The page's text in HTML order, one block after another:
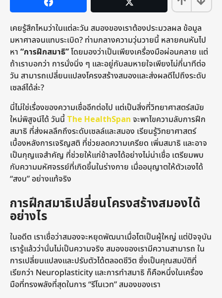
n
h
s
a
g
o
a
g
o
เคยรู้สึกไหมว่าในแต่ละวัน สมองของเราต้องประมวลผล ข้อมูล
มหาศาลจนแทบระเบิด? ท่ามกลางความวุ่นวายนี้ หลายคนหันไป
หา “การฝึกสมาธิ”โดยมองว่าเป็นเพียงเครื่องมือผ่อนคลาย แต่
ถ้าเราบอกว่า การนั่งนิ่ง ๆ และอยู่กับลมหายใจเพียงไม่กี่นาทีต่อ
วัน สามารถเปลี่ยนแปลงโครงสร้างสมองและส่งผลดีไปถึงระดับ
เซลล์ได้ล่ะ?
นี่ไม่ใช่เรื่องของความเชื่ออีกต่อไป แต่เป็นสิ่งที่วิทยาศาสตร์สมัย
ใหม่พิสูจน์ได้ วันนี้ The HealthSpan จะพาไขความลับการฝึก
สมาธิ ที่ส่งผลลึกถึงระดับเซลล์และสมอง เรียนรู้วิทยาศาสตร์
เบื้องหลังการเจริญสติ ที่ช่วยลดความเครียด เพิ่มสมาธิ และอาจ
เป็นกุญแจสำคัญ ที่ช่วยให้แก่ช้าลงได้อย่างไม่น่าเชื่อ เตรียมพบ
กับความมหัศจรรย์ที่เกิดขึ้นในร่างกาย เมื่ออนุญาตให้ตัวเองได้
“สงบ” อย่างแท้จริง
การฝึกสมาธิเปลี่ยนโครงสร้างสมองได้
อย่างไร
ในอดีต เราเชื่อว่าสมองจะหยุดพัฒนาเมื่อโตเป็นผู้ใหญ่ แต่ปัจจุบัน
เรารู้แล้วว่านั่นไม่เป็นความจริง สมองของเรามีความสามารถ ใน
การเปลี่ยนแปลงและปรับตัวได้ตลอดชีวิต ซึ่งเป็นคุณสมบัติที่
เรียกว่า Neuroplasticity และการทำสมาธิ ก็คือหนึ่งในเครื่อง
มือที่ทรงพลังที่สุดในการ “รีโนเวท” สมองของเรา